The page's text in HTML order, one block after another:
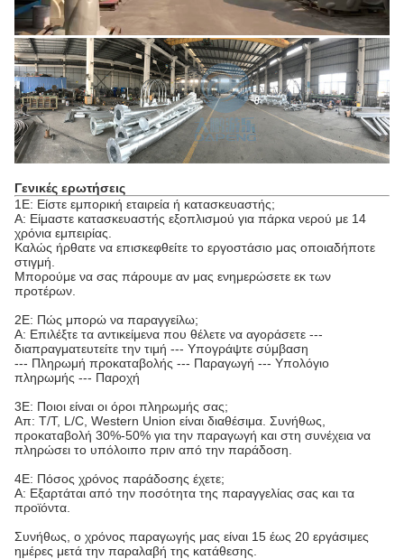
Γενικές ερωτήσεις
1Ε: Είστε εμπορική εταιρεία ή κατασκευαστής;
Α: Είμαστε κατασκευαστής εξοπλισμού για πάρκα νερού με 14
χρόνια εμπειρίας.
Καλώς ήρθατε να επισκεφθείτε το εργοστάσιο μας οποιαδήποτε
στιγμή.
Μπορούμε να σας πάρουμε αν μας ενημερώσετε εκ των
προτέρων.
2Ε: Πώς μπορώ να παραγγείλω;
Α: Επιλέξτε τα αντικείμενα που θέλετε να αγοράσετε ---
διαπραγματευτείτε την τιμή --- Υπογράψτε σύμβαση
--- Πληρωμή προκαταβολής --- Παραγωγή --- Υπολόγιο
πληρωμής --- Παροχή
3Ε: Ποιοι είναι οι όροι πληρωμής σας;
Απ: T/T, L/C, Western Union είναι διαθέσιμα. Συνήθως,
προκαταβολή 30%-50% για την παραγωγή και στη συνέχεια να
πληρώσει το υπόλοιπο πριν από την παράδοση.
4Ε: Πόσος χρόνος παράδοσης έχετε;
Α: Εξαρτάται από την ποσότητα της παραγγελίας σας και τα
προϊόντα.
Συνήθως, ο χρόνος παραγωγής μας είναι 15 έως 20 εργάσιμες
ημέρες μετά την παραλαβή της κατάθεσης.